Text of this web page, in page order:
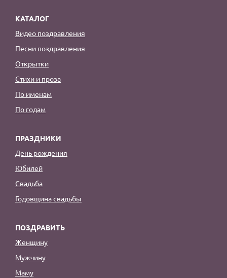
КАТАЛОГ
Видео поздравления
Песни поздравления
Открытки
Стихи и проза
По именам
По годам
ПРАЗДНИКИ
День рождения
Юбилей
Свадьба
Годовщина свадьбы
ПОЗДРАВИТЬ
Женщину
Мужчину
Маму